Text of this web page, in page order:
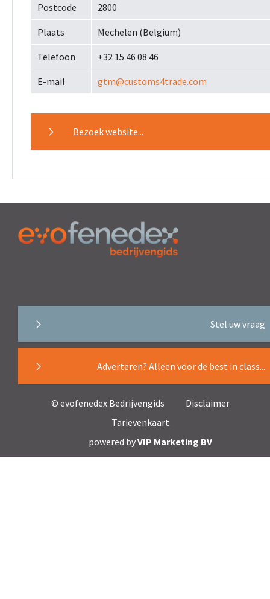
Postcode 2800
Plaats Mechelen (Belgium)
Telefoon +32 15 46 08 46
E-mail gtm@customs4trade.com
Bezoek website...
Stel uw vraag
Adverteren? Alleen voor de best in class...
© evofenedex Bedrijvengids
Disclaimer
Tarievenkaart
powered byVIP Marketing BV